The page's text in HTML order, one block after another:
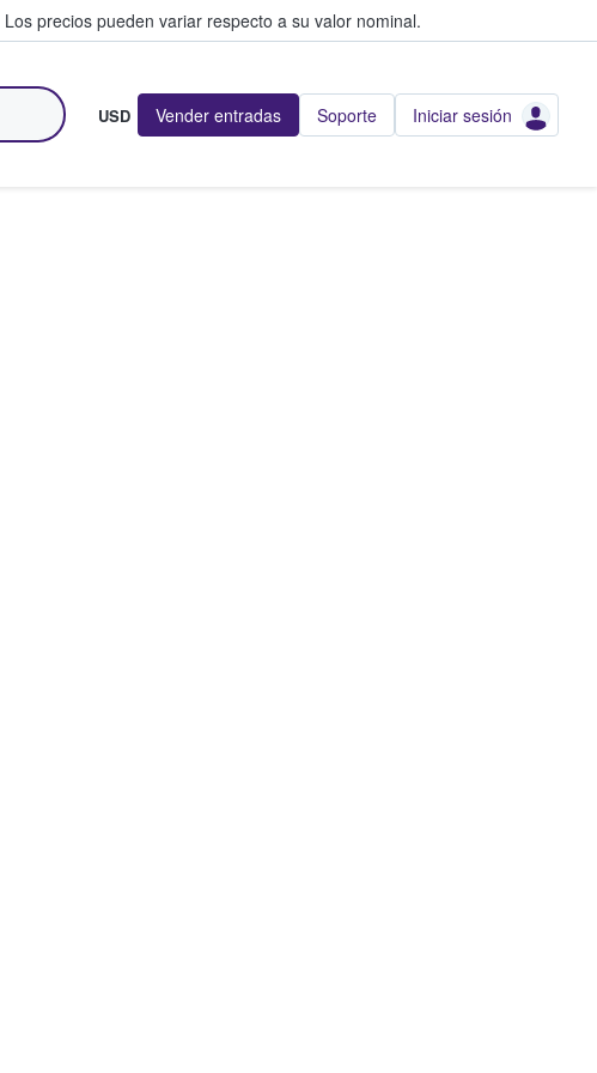
Los precios pueden variar respecto a su valor nominal.
USD Vender entradas Soporte Iniciar sesión